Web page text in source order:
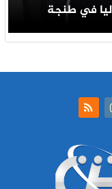
في طنجة